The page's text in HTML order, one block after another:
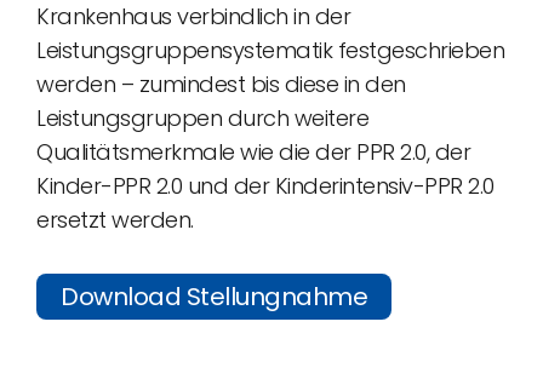
Krankenhaus verbindlich in der
Leistungsgruppensystematik festgeschrieben
werden – zumindest bis diese in den
Leistungsgruppen durch weitere
Qualitätsmerkmale wie die der PPR 2.0, der
Kinder-PPR 2.0 und der Kinderintensiv-PPR 2.0
ersetzt werden.
Download Stellungnahme